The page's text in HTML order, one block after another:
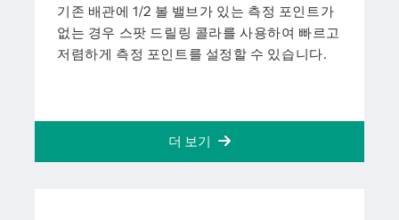
기존 배관에 1/2 볼 밸브가 있는 측정 포인트가
없는 경우 스팟 드릴링 콜라를 사용하여 빠르고
저렴하게 측정 포인트를 설정할 수 있습니다.
더 보기